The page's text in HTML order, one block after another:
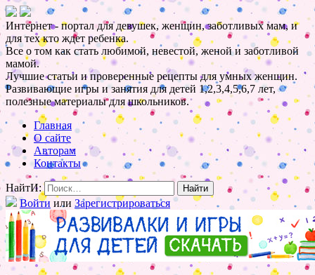
Интернет - портал для девушек, женщин, заботливых мам, и
для тех кто ждет ребенка.
Все о том как стать любимой, невестой, женой и заботливой
мамой.
Лучшие статьи и проверенные рецепты для умных женщин.
Развивающие игры и занятия для детей 1,2,3,4,5,6,7 лет,
полезные материалы для школьников.
Главная
О сайте
Авторам
Контакты
НайтИ:
Войти или Зарегистрироваться